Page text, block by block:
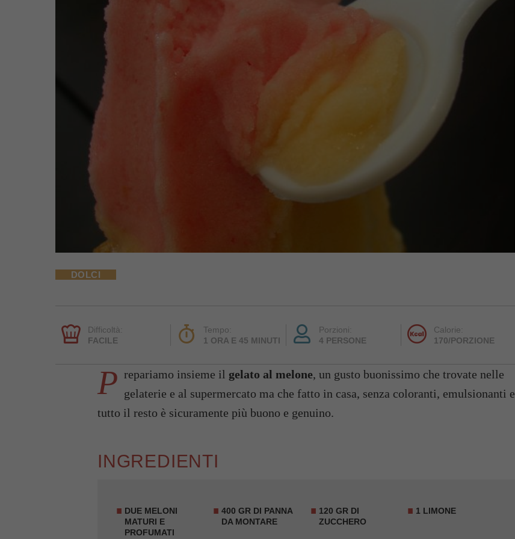
DOLCI
Difficoltà:
FACILE
Tempo:
1 ORA E 45 MINUTI
Porzioni:
4 PERSONE
Calorie:
170/PORZIONE
P repariamo insieme il gelato al melone, un gusto buonissimo che trovate nelle
gelaterie e al supermercato ma che fatto in casa, senza coloranti, emulsionanti e
tutto il resto è sicuramente più buono e genuino.
INGREDIENTI
DUE MELONI
MATURI E
PROFUMATI
400 GR DI PANNA
DA MONTARE
120 GR DI
ZUCCHERO
1 LIMONE